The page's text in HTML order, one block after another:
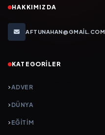
HAKKIMIZDA
AFTUNAHAN@GMAIL.COM
KATEGORILER
ADVER
DÜNYA
EĞİTİM